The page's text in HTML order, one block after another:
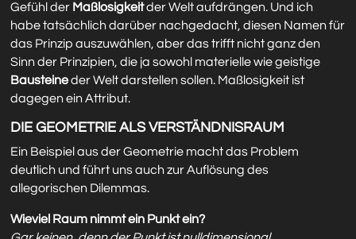
Gefühl der Maßlosigkeitder Welt aufdrängen. Und ich
habe tatsächlich darüber nachgedacht, diesen Namen für
das Prinzip auszuwählen, aber das trifft nicht ganz den
Sinn der Prinzipien, die ja sowohl materielle wie geistige
Bausteineder Welt darstellen sollen. Maßlosigkeit ist
dagegen ein Attribut.
DIE GEOMETRIE ALS VERSTÄNDNISRAUM
Ein Beispiel aus der Geometrie macht das Problem
deutlich und führt uns auch zur Auflösung des
allegorischen Dilemmas.
Wieviel Raum nimmt ein Punkt ein?